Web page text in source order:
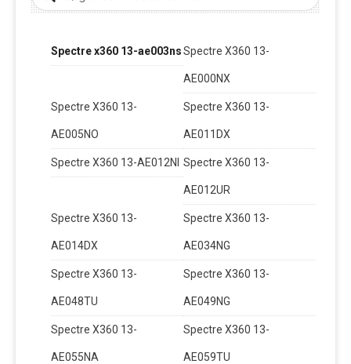
Spectre x360 13-ae003nsSpectre X360 13-
AE000NX
Spectre X360 13-
AE005NO
Spectre X360 13-
AE011DX
Spectre X360 13-AE012NI Spectre X360 13-
AE012UR
Spectre X360 13-
AE014DX
Spectre X360 13-
AE034NG
Spectre X360 13-
AE048TU
Spectre X360 13-
AE049NG
Spectre X360 13-
AE055NA
Spectre X360 13-
AE059TU